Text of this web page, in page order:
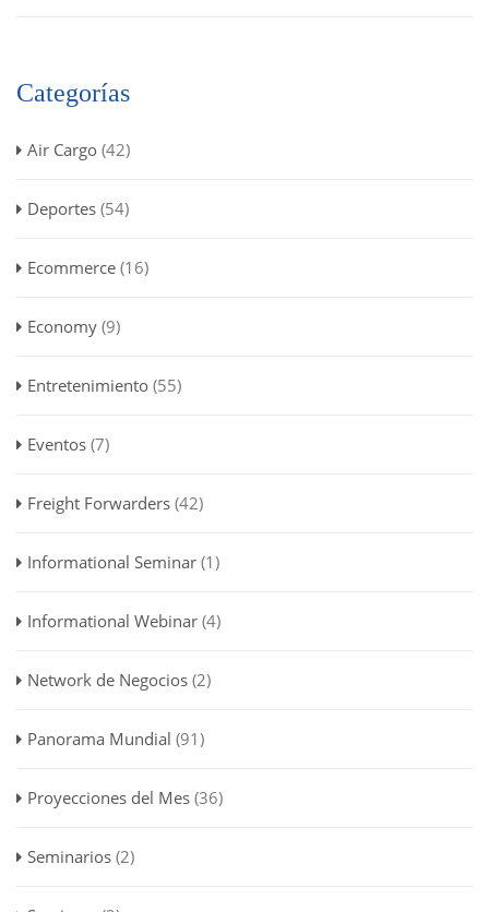
Categorías
Air Cargo (42)
Deportes (54)
Ecommerce (16)
Economy (9)
Entretenimiento (55)
Eventos (7)
Freight Forwarders (42)
Informational Seminar (1)
Informational Webinar (4)
Network de Negocios (2)
Panorama Mundial (91)
Proyecciones del Mes (36)
Seminarios (2)